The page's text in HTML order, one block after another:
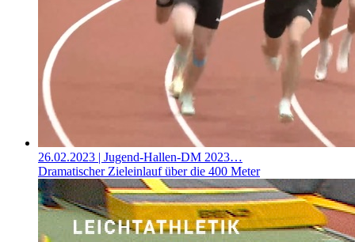
26.02.2023 | Jugend-Hallen-DM 2023…
Dramatischer Zieleinlauf über die 400 Meter